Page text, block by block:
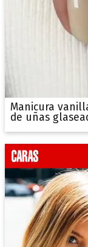
Manicura
de uñas